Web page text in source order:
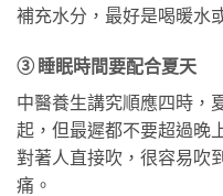
補充水分，最好是喝暖水
③ 睡眠時間要配合夏天
中醫養生講究順應四時，
起，但最遲都不要超過晚
對著人直接吹，很容易吹
痛。